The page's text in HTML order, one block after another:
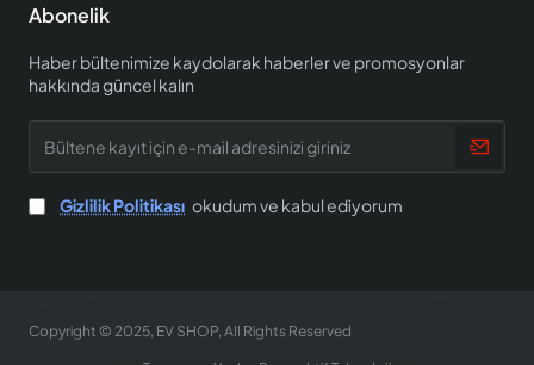
Abonelik
Haber bültenimize kaydolarak haberler ve promosyonlar
hakkında güncel kalın
kayıt
için
e-
mail
Gizlilik Politikası okudum ve kabul ediyorum
Copyright © 2025, EV SHOP, All Rights Reserved